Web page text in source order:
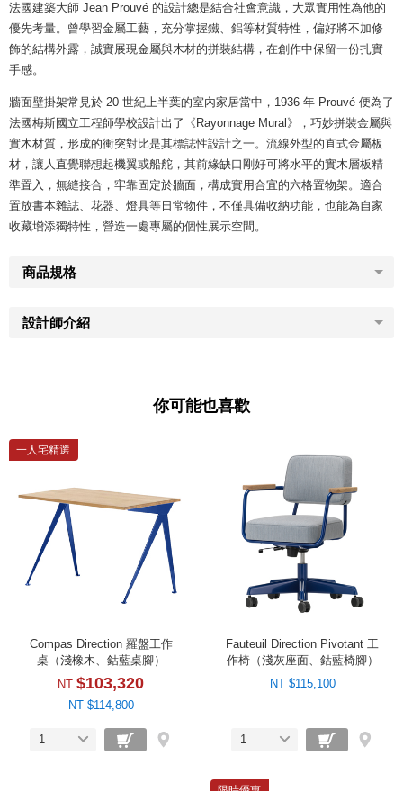
法國建築大師 Jean Prouvé 的設計總是結合社會意識，大眾實用性為他的
優先考量。曾學習金屬工藝，充分掌握鐵、鋁等材質特性，偏好將不加修
飾的結構外露，誠實展現金屬與木材的拼裝結構，在創作中保留一份扎實
手感。
牆面壁掛架常見於 20 世紀上半葉的室內家居當中，1936 年 Prouvé 便為了
法國梅斯國立工程師學校設計出了《Rayonnage Mural》，巧妙拼裝金屬與
實木材質，形成的衝突對比是其標誌性設計之一。流線外型的直式金屬板
材，讓人直覺聯想起機翼或船舵，其前緣缺口剛好可將水平的實木層板精
準置入，無縫接合，牢靠固定於牆面，構成實用合宜的六格置物架。適合
置放書本雜誌、花器、燈具等日常物件，不僅具備收納功能，也能為自家
收藏增添獨特性，營造一處專屬的個性展示空間。
商品規格
設計師介紹
你可能也喜歡
一人宅精選
Compas Direction 羅盤工作
桌（淺橡木、鈷藍桌腳）
NT $103,320
NT $114,800
1
Fauteuil Direction Pivotant 工
作椅（淺灰座面、鈷藍椅腳）
NT $115,100
1